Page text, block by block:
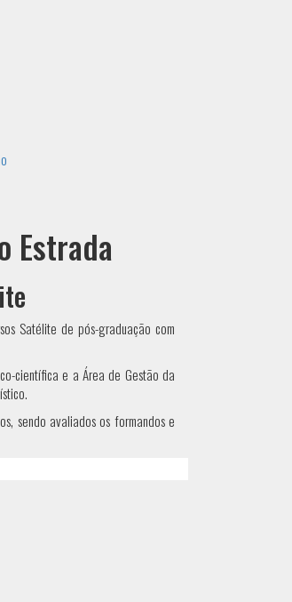
Estrada
Satélite de pós-graduação com
científica e a Área de Gestão da
sendo avaliados os formandos e